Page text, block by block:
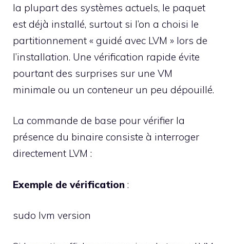
la plupart des systèmes actuels, le paquet
est déjà installé, surtout si l’on a choisi le
partitionnement « guidé avec LVM » lors de
l’installation. Une vérification rapide évite
pourtant des surprises sur une VM
minimale ou un conteneur un peu dépouillé.
La commande de base pour vérifier la
présence du binaire consiste à interroger
directement LVM :
Exemple de vérification :
sudo lvm version